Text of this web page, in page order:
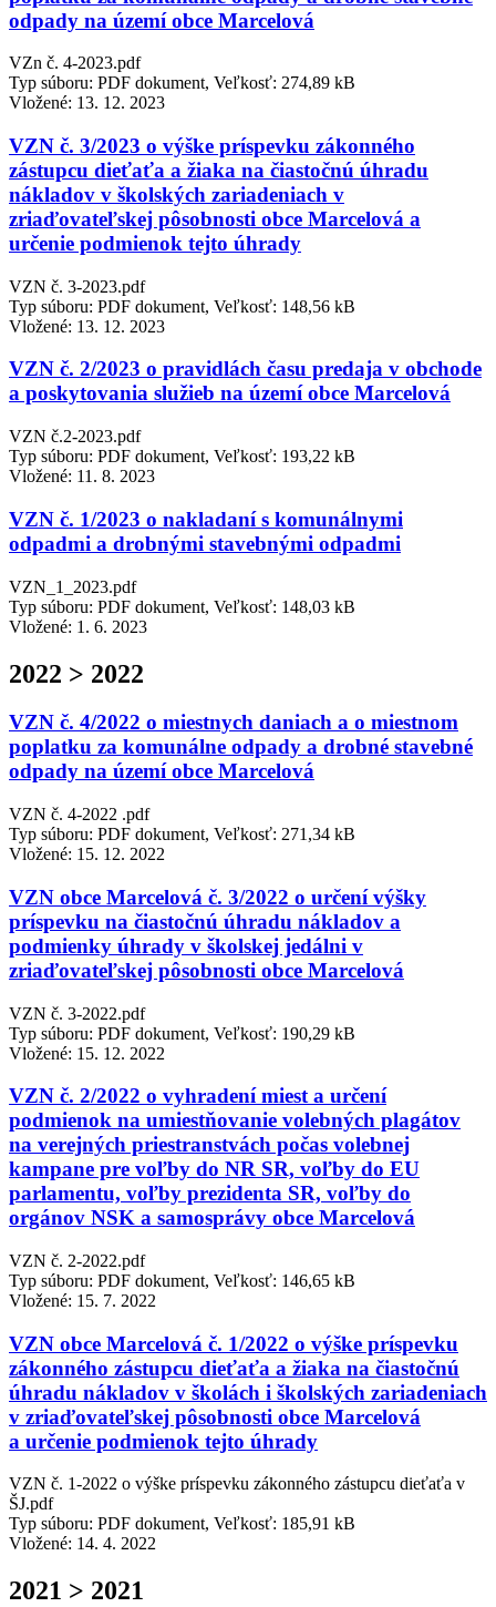
odpady na území obce Marcelová
VZn č. 4-2023.pdf
Typ súboru: PDF dokument, Veľkosť: 274,89 kB
Vložené: 13. 12. 2023
VZN č. 3/2023 o výške príspevku zákonného
zástupcu dieťaťa a žiaka na čiastočnú úhradu
nákladov v školských zariadeniach v
zriaďovateľskej pôsobnosti obce Marcelová a
určenie podmienok tejto úhrady
VZN č. 3-2023.pdf
Typ súboru: PDF dokument, Veľkosť: 148,56 kB
Vložené: 13. 12. 2023
VZN č. 2/2023 o pravidlách času predaja v obchode
a poskytovania služieb na území obce Marcelová
VZN č.2-2023.pdf
Typ súboru: PDF dokument, Veľkosť: 193,22 kB
Vložené: 11. 8. 2023
VZN č. 1/2023 o nakladaní s komunálnymi
odpadmi a drobnými stavebnými odpadmi
VZN_1_2023.pdf
Typ súboru: PDF dokument, Veľkosť: 148,03 kB
Vložené: 1. 6. 2023
2022 > 2022
VZN č. 4/2022 o miestnych daniach a o miestnom
poplatku za komunálne odpady a drobné stavebné
odpady na území obce Marcelová
VZN č. 4-2022 .pdf
Typ súboru: PDF dokument, Veľkosť: 271,34 kB
Vložené: 15. 12. 2022
VZN obce Marcelová č. 3/2022 o určení výšky
príspevku na čiastočnú úhradu nákladov a
podmienky úhrady v školskej jedálni v
zriaďovateľskej pôsobnosti obce Marcelová
VZN č. 3-2022.pdf
Typ súboru: PDF dokument, Veľkosť: 190,29 kB
Vložené: 15. 12. 2022
VZN č. 2/2022 o vyhradení miest a určení
podmienok na umiestňovanie volebných plagátov
na verejných priestranstvách počas volebnej
kampane pre voľby do NR SR, voľby do EU
parlamentu, voľby prezidenta SR, voľby do
orgánov NSK a samosprávy obce Marcelová
VZN č. 2-2022.pdf
Typ súboru: PDF dokument, Veľkosť: 146,65 kB
Vložené: 15. 7. 2022
VZN obce Marcelová č. 1/2022 o výške príspevku
zákonného zástupcu dieťaťa a žiaka na čiastočnú
úhradu nákladov v školách i školských zariadeniach
v zriaďovateľskej pôsobnosti obce Marcelová
a určenie podmienok tejto úhrady
VZN č. 1-2022 o výške príspevku zákonného zástupcu dieťaťa v
ŠJ.pdf
Typ súboru: PDF dokument, Veľkosť: 185,91 kB
Vložené: 14. 4. 2022
2021 > 2021